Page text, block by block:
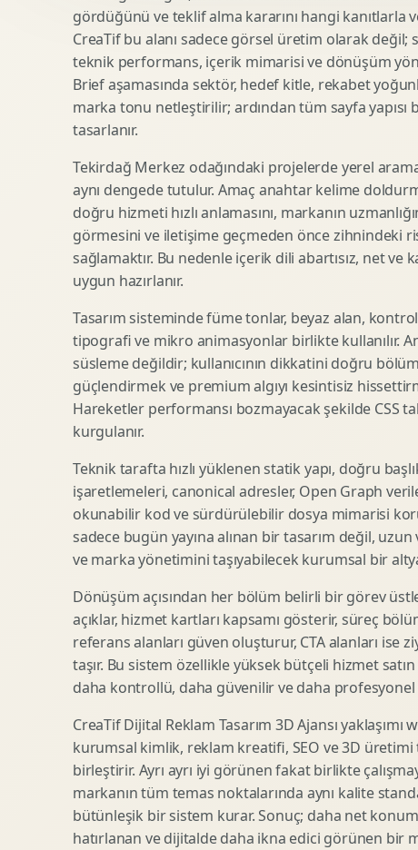
SEO Denetimi
E Ticaret SEO
Uluslararasi SEO
SEO Icerik Stratejisi
Schema Markup Optimizasyonu
Cgi Kampanya Gorseli
Motion 3D
3D Karakter Tasarimi
3D Stand Tasarimi
3D Lansman Filmi
Premium Ambalaj Tasarimi
Etiket Tasarimi
Kutu Tasarimi
Raf Gorunurlugu
Gida Ambalaj Tasarimi
Kozmetik Ambalaj Tasarimi
E Ticaret Kutu Tasarimi
Ambalaj Mockup Tasarimi
Afis Tasarimi
Brosur Tasarimi
Sunum Tasarimi
Katalog Tasarimi
Infografik Tasarimi
Fuaye Gorsel Tasarimi
Kurumsal Ilan Tasarimi
Shopify Tasarim
Woocommerce Tasarim
Eticaret UX Optimizasyonu
Kategori Sayfasi Tasarimi
Sepet Odeme UX
Eticaret SEO Altyapisi
Lead Generation Landing Page
Reklam Landing Page
Webinar Landing Page
App Landing Page
Form Optimizasyonu
Sales Page Tasarimi
Logo Animasyonu
Mikro Animasyon Tasarimi
Reklam Motion Video
Arayuz Animasyonu
Webgl Deneyim Tasarimi
AI Gorsel Konsept
No Code Prototip
gördüğünü ve teklif alma kararını hangi kanıtlarla
CreaTif bu alanı sadece görsel üretim olarak değil;
teknik performans, içerik mimarisi ve dönüşüm
Brief aşamasında sektör, hedef kitle, rekabet
marka tonu netleştirilir; ardından tüm sayfa
tasarlanır.
Tekirdağ Merkez odağındaki projelerde yerel
aynı dengede tutulur. Amaç anahtar kelime
doğru hizmeti hızlı anlamasını, markanın
görmesini ve iletişime geçmeden önce zihnindeki
sağlamaktır. Bu nedenle içerik dili abartısız, net ve
uygun hazırlanır.
Tasarım sisteminde füme tonlar, beyaz alan,
tipografi ve mikro animasyonlar birlikte kullanılır.
süsleme değildir; kullanıcının dikkatini doğru
güçlendirmek ve premium algıyı kesintisiz
Hareketler performansı bozmayacak şekilde CSS
kurgulanır.
Teknik tarafta hızlı yüklenen statik yapı, doğru
işaretlemeleri, canonical adresler, Open Graph
okunabilir kod ve sürdürülebilir dosya mimarisi
sadece bugün yayına alınan bir tasarım değil,
ve marka yönetimini taşıyabilecek kurumsal bir
Dönüşüm açısından her bölüm belirli bir görev
açıklar, hizmet kartları kapsamı gösterir, süreç
referans alanları güven oluşturur, CTA alanları ise
taşır. Bu sistem özellikle yüksek bütçeli hizmet
daha kontrollü, daha güvenilir ve daha
CreaTif Dijital Reklam Tasarım 3D Ajansı yaklaşımı
kurumsal kimlik, reklam kreatifi, SEO ve 3D
birleştirir. Ayrı ayrı iyi görünen fakat birlikte
markanın tüm temas noktalarında aynı kalite
bütünleşik bir sistem kurar. Sonuç; daha net
hatırlanan ve dijitalde daha ikna edici görünen bir